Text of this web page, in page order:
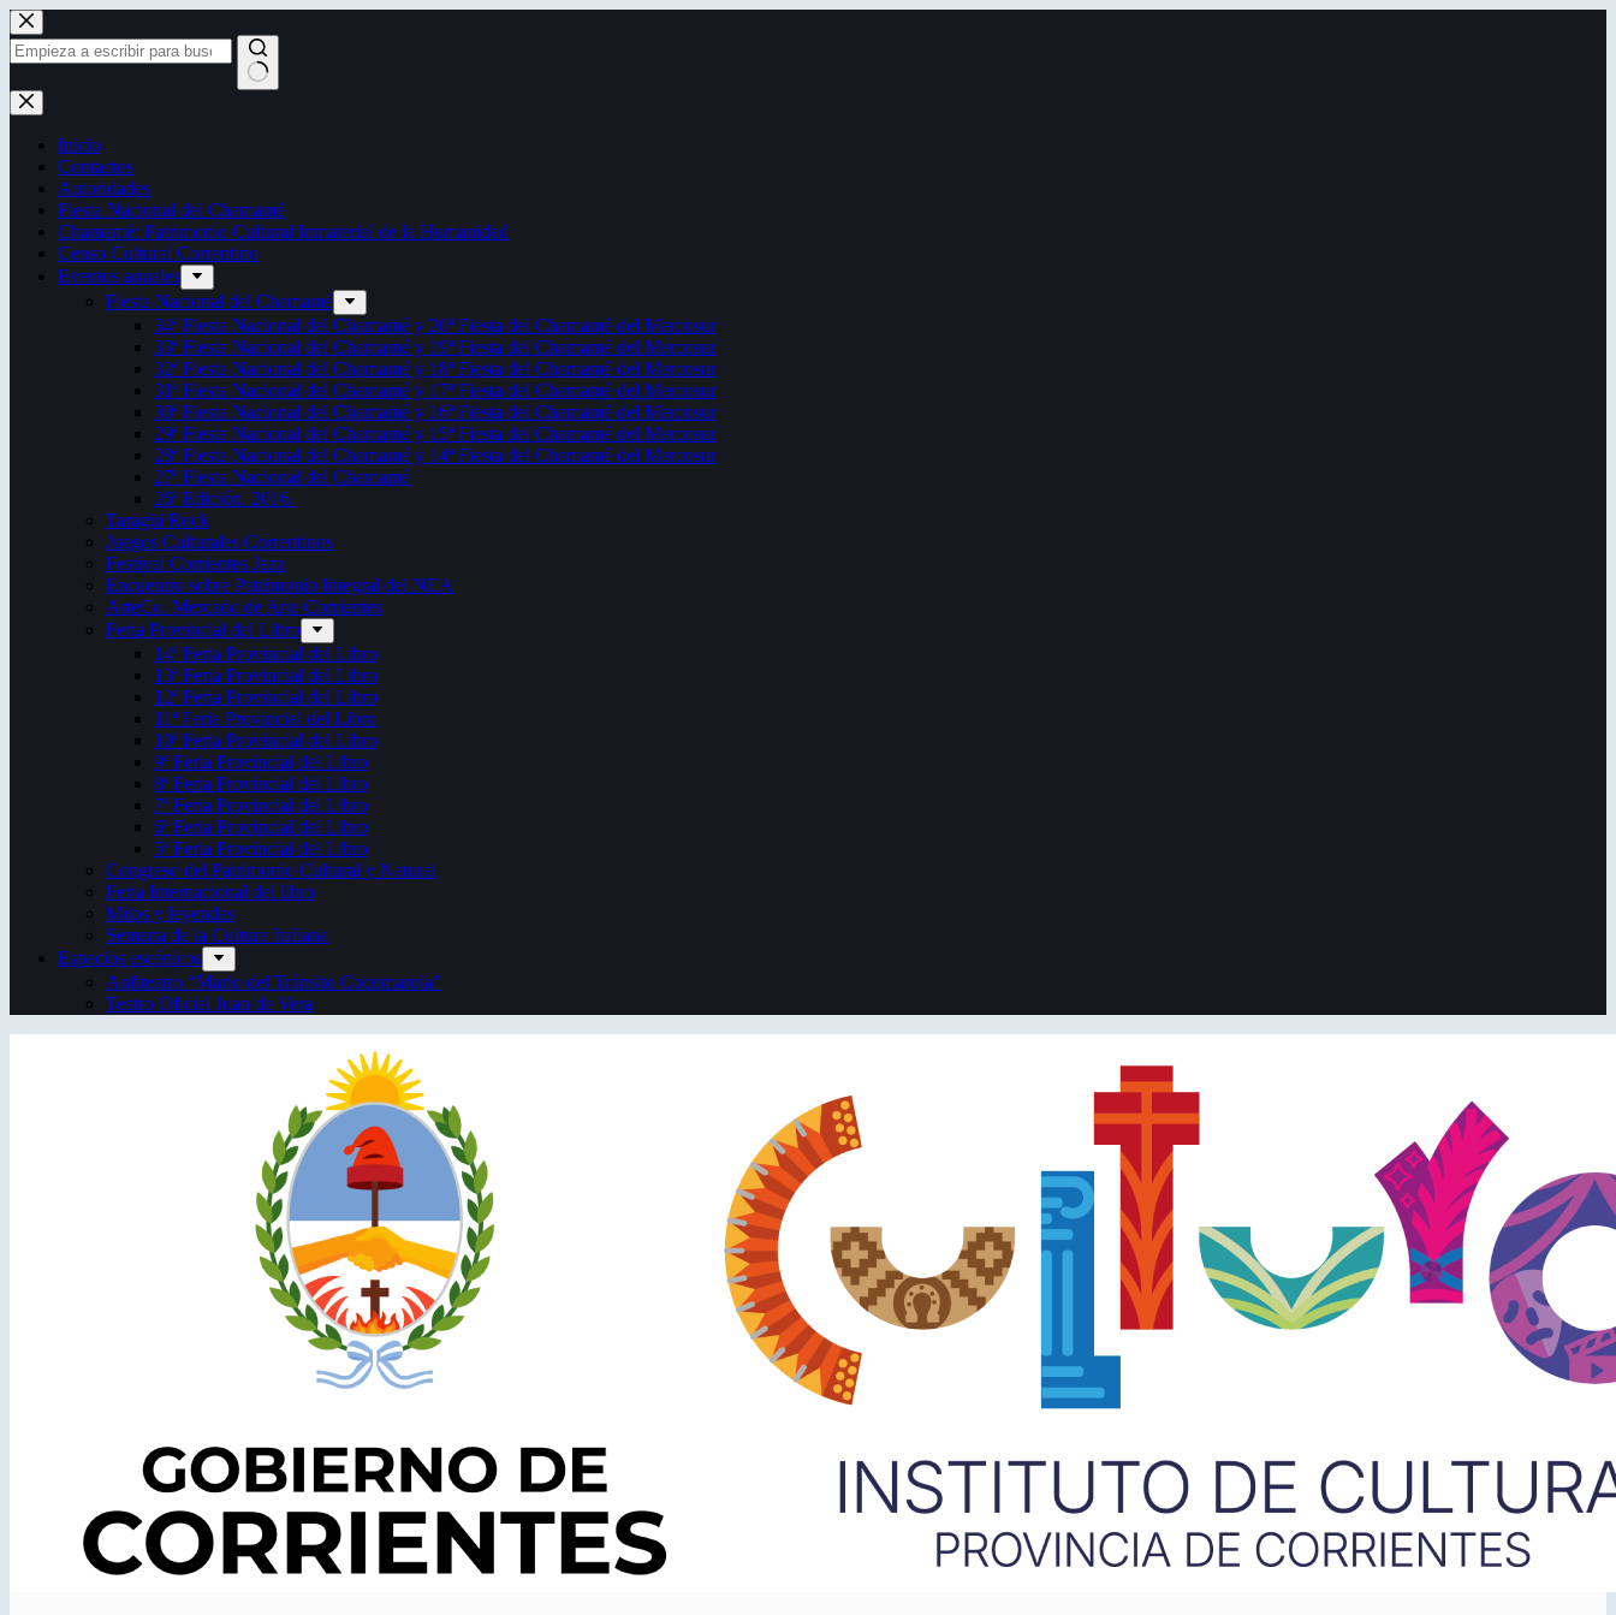
Saltar
al
contenido
Sin
resultados
Inicio
Contactos
Autoridades
Fiesta Nacional del Chamamé
Chamamé: Patrimonio Cultural Inmaterial de la Humanidad
Censo Cultural Correntino
Eventos anuales
Fiesta Nacional del Chamamé
34ª Fiesta Nacional del Chamamé y 20ª Fiesta del Chamamé del Mercosur
33ª Fiesta Nacional del Chamamé y 19ª Fiesta del Chamamé del Mercosur
32ª Fiesta Nacional del Chamamé y 18ª Fiesta del Chamamé del Mercosur
31ª Fiesta Nacional del Chamamé y 17ª Fiesta del Chamamé del Mercosur
30ª Fiesta Nacional del Chamamé y 16ª Fiesta del Chamamé del Mercosur
29ª Fiesta Nacional del Chamamé y 15ª Fiesta del Chamamé del Mercosur
28ª Fiesta Nacional del Chamamé y 14ª Fiesta del Chamamé del Mercosur
27ª Fiesta Nacional del Chamamé
26ª Edición. 2016.
Taragüi Rock
Juegos Culturales Correntinos
Festival Corrientes Jazz
Encuentro sobre Patrimonio Integral del NEA
ArteCo. Mercado de Arte Corrientes
Feria Provincial del Libro
14ª Feria Provincial del Libro
13ª Feria Provincial del Libro
12ª Feria Provincial del Libro
11ª Feria Provincial del Libro
10ª Feria Provincial del Libro
9ª Feria Provincial del Libro
8ª Feria Provincial del Libro
7ª Feria Provincial del Libro
6ª Feria Provincial del Libro
5ª Feria Provincial del Libro
Congreso del Patrimonio Cultural y Natural
Feria Internacional del libro
Mitos y leyendas
Semana de la Cultura Italiana
Espacios escénicos
Anfiteatro “Mario del Tránsito Cocomarola”
Teatro Oficial Juan de Vera